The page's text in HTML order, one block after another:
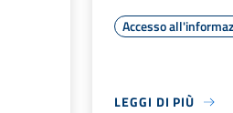
Accesso
LEGGI DI PIÙ